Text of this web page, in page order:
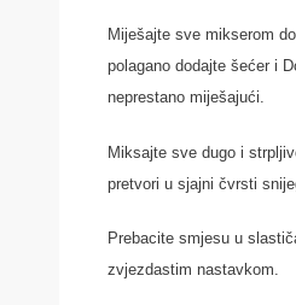
Miješajte sve mikserom
polagano dodajte šećer i
neprestano miješajući.
Miksajte sve dugo i
pretvori u sjajni čvrsti
Prebacite smjesu u
zvjezdastim nastavkom.